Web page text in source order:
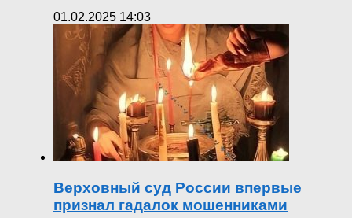
01.02.2025 14:03
Верховный суд России впервые
признал гадалок мошенниками